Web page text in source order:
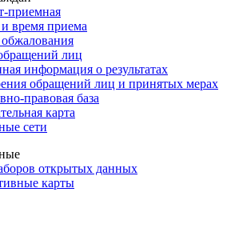
приемная
время приема
лиц
информация о результатах
обращений лиц и принятых мерах
правовая база
карта
сети
открытых данных
карты